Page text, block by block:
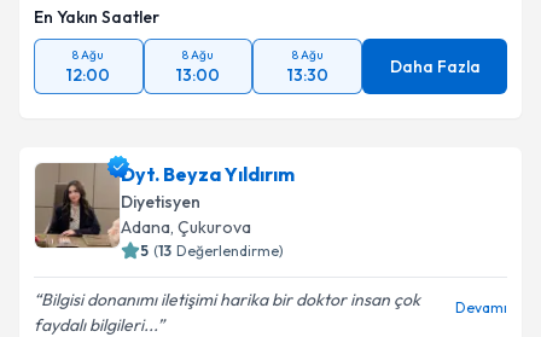
En Yakın Saatler
8 Ağu
12:00
8 Ağu
13:00
8 Ağu
13:30 Daha Fazla
Dyt. Beyza Yıldırım
Diyetisyen
Adana, Çukurova
5 (13 Değerlendirme)
Bilgisi donanımı iletişimi harika bir doktor insan çok
faydalı bilgileri...
Devamı